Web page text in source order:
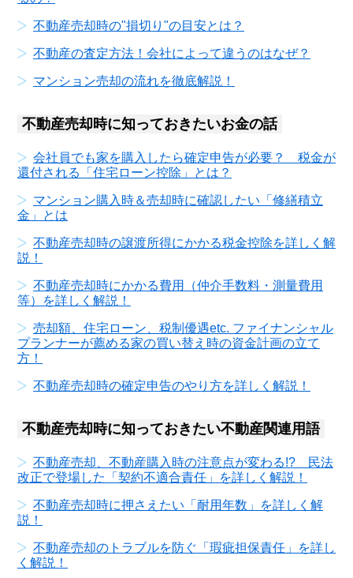
不動産売却時の"損切り"の目安とは？
不動産の査定方法！会社によって違うのはなぜ？
マンション売却の流れを徹底解説！
不動産売却時に知っておきたいお金の話
会社員でも家を購入したら確定申告が必要？ 税金が
還付される「住宅ローン控除」とは？
マンション購入時＆売却時に確認したい「修繕積立
金」とは
不動産売却時の譲渡所得にかかる税金控除を詳しく解
説！
不動産売却時にかかる費用（仲介手数料・測量費用
等）を詳しく解説！
売却額、住宅ローン、税制優遇etc. ファイナンシャル
プランナーが薦める家の買い替え時の資金計画の立て
方！
不動産売却時の確定申告のやり方を詳しく解説！
不動産売却時に知っておきたい不動産関連用語
不動産売却、不動産購入時の注意点が変わる!? 民法
改正で登場した「契約不適合責任」を詳しく解説！
不動産売却時に押さえたい「耐用年数」を詳しく解
説！
不動産売却のトラブルを防ぐ「瑕疵担保責任」を詳し
く解説！